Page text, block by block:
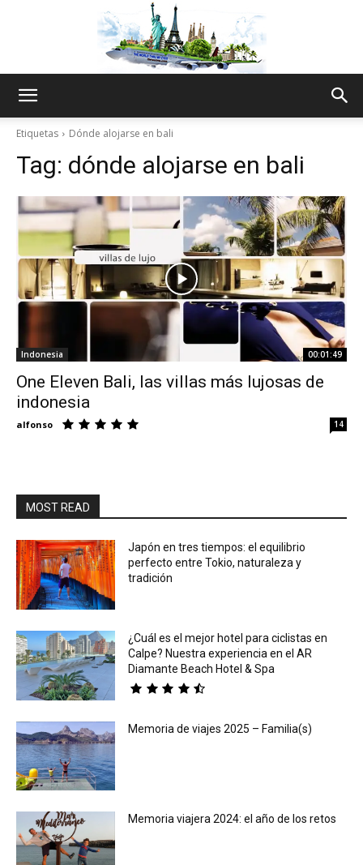
Thru
Etiquetas Dónde alojarse en bali
Tag: dónde alojarse en bali
Indonesia 00:01:49
One Eleven Bali, las villas más lujosas de
indonesia
alfonso 14
MOST READ
Japón en tres tiempos: el equilibrio
perfecto entre Tokio, naturaleza y
tradición
¿Cuál es el mejor hotel para ciclistas en
Calpe? Nuestra experiencia en el AR
Diamante Beach Hotel & Spa
Memoria de viajes 2025 – Familia(s)
Memoria viajera 2024: el año de los retos